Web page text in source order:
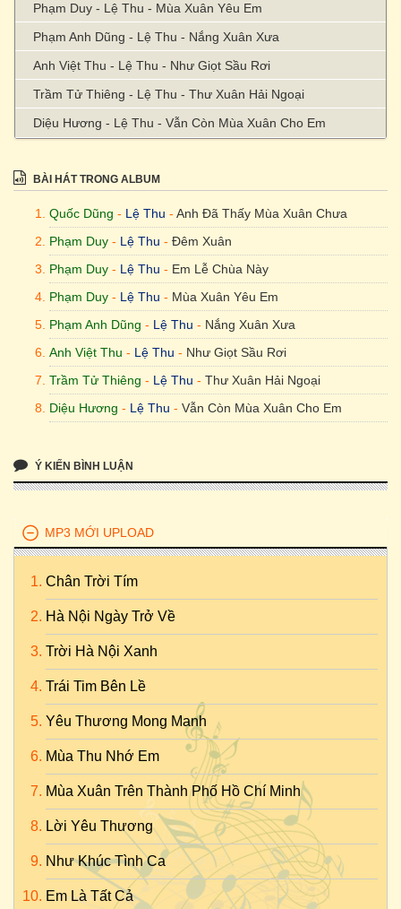
Phạm Duy - Lệ Thu - Mùa Xuân Yêu Em
Phạm Anh Dũng - Lệ Thu - Nắng Xuân Xưa
Anh Việt Thu - Lệ Thu - Như Giọt Sầu Rơi
Trầm Tử Thiêng - Lệ Thu - Thư Xuân Hải Ngoại
Diệu Hương - Lệ Thu - Vẫn Còn Mùa Xuân Cho Em
BÀI HÁT TRONG ALBUM
Quốc Dũng - Lệ Thu - Anh Đã Thấy Mùa Xuân Chưa
Phạm Duy - Lệ Thu - Đêm Xuân
Phạm Duy - Lệ Thu - Em Lễ Chùa Này
Phạm Duy - Lệ Thu - Mùa Xuân Yêu Em
Phạm Anh Dũng - Lệ Thu - Nắng Xuân Xưa
Anh Việt Thu - Lệ Thu - Như Giọt Sầu Rơi
Trầm Tử Thiêng - Lệ Thu - Thư Xuân Hải Ngoại
Diệu Hương - Lệ Thu - Vẫn Còn Mùa Xuân Cho Em
Ý KIẾN BÌNH LUẬN
MP3 MỚI UPLOAD
Chân Trời Tím
Hà Nội Ngày Trở Về
Trời Hà Nội Xanh
Trái Tim Bên Lề
Yêu Thương Mong Manh
Mùa Thu Nhớ Em
Mùa Xuân Trên Thành Phố Hồ Chí Minh
Lời Yêu Thương
Như Khúc Tình Ca
Em Là Tất Cả